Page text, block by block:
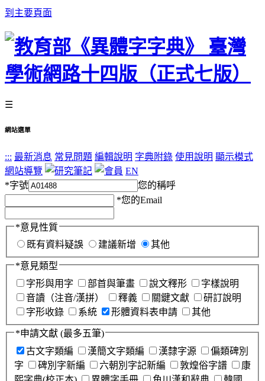
到主要頁面
☰
網站選單
::: 最新消息 常見問題 編輯說明 字典附錄 使用說明 顯示模式
網站導覽
EN
*字號
您的稱呼
*您的Email
*意見性質
既有資料疑誤
建議新增 其他
*意見類型
字形與用字
部首與筆畫 說文釋形
字樣說明
音讀（注音/漢拼）
釋義 關鍵文獻
研訂說明
字形收錄
系統 形體資料表申請 其他
*申請文獻 (最多五筆)
古文字類編
漢簡文字類編 漢隸字源
偏類碑別
字
碑別字新編 六朝別字記新編 敦煌俗字譜
康